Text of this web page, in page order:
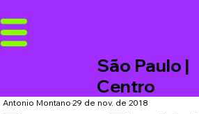
São Paulo |
Centro
Antonio Montano29 de nov. de 2018